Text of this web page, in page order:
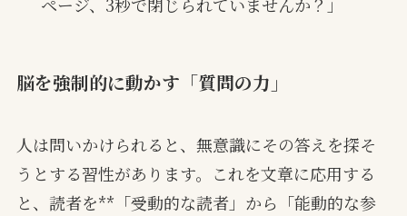
脳を強制的に動かす「質問の力」
人は問いかけられると、無意識にその答えを探そ
うとする習性があります。これを文章に応用する
と、読者を**「受動的な読者」から「能動的な参